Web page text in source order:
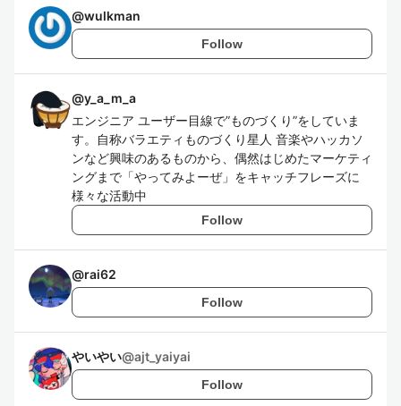
@wulkman
Follow
@y_a_m_a
エンジニア ユーザー目線で”ものづくり”をしていま
す。自称バラエティものづくり星人 音楽やハッカソ
ンなど興味のあるものから、偶然はじめたマーケティ
ングまで「やってみよーぜ」をキャッチフレーズに
様々な活動中
Follow
@rai62
Follow
やいやい@ajt_yaiyai
Follow